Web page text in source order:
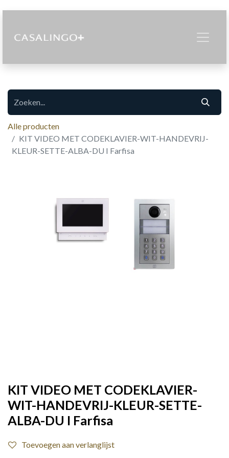
Alle producten
KIT VIDEO MET CODEKLAVIER-WIT-HANDEVRIJ-
KLEUR-SETTE-ALBA-DU I Farfisa
KIT VIDEO MET CODEKLAVIER-
WIT-HANDEVRIJ-KLEUR-SETTE-
ALBA-DU I Farfisa
Toevoegen aan verlanglijst